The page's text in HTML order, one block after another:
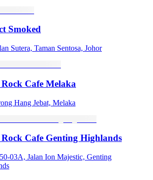
Smoked
Sutera, Taman Sentosa, Johor
Cafe Melaka
Hang Jebat, Melaka
Cafe Genting Highlands
03A, Jalan Ion Majestic, Genting